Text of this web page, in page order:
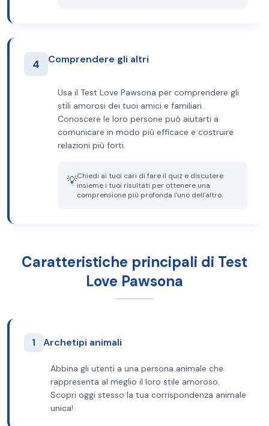
4 Comprendere gli altri
Usa il Test Love Pawsona per comprendere gli
stili amorosi dei tuoi amici e familiari.
Conoscere le loro persone può aiutarti a
comunicare in modo più efficace e costruire
relazioni più forti.
💡Chiedi ai tuoi cari di fare il quiz e discutere
insieme i tuoi risultati per ottenere una
comprensione più profonda l'uno dell'altro.
Caratteristiche principali di Test
Love Pawsona
1 Archetipi animali
Abbina gli utenti a una persona animale che
rappresenta al meglio il loro stile amoroso.
Scopri oggi stesso la tua corrispondenza animale
unica!